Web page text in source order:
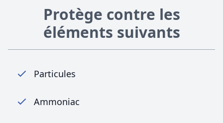
Protège contre les
éléments suivants
Particules
Ammoniac